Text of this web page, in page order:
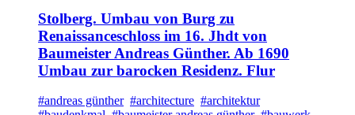
Stolberg. Umbau von Burg zu
Renaissanceschloss im 16. Jhdt von
Baumeister Andreas Günther. Ab 1690
Umbau zur barocken Residenz. Flur
#andreas günther #architecture #architektur